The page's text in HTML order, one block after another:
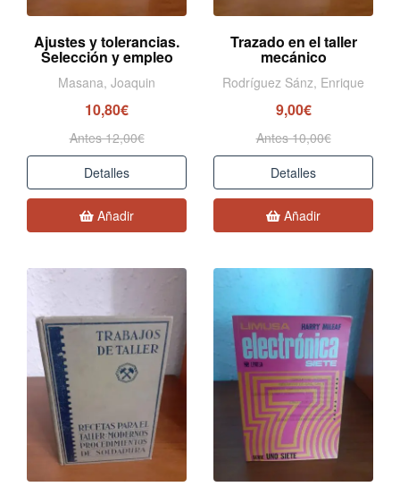
Ajustes y tolerancias.
Selección y empleo
Masana, Joaquin
10,80€
Antes 12,00€
Detalles
Añadir
Trazado en el taller
mecánico
Rodríguez Sánz, Enrique
9,00€
Antes 10,00€
Detalles
Añadir